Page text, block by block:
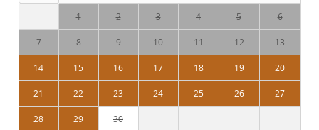
1 2 3 4 5 6
7 8 9 10 11 12 13
14 15 16 17 18 19 20
21 22 23 24 25 26 27
28 29 30